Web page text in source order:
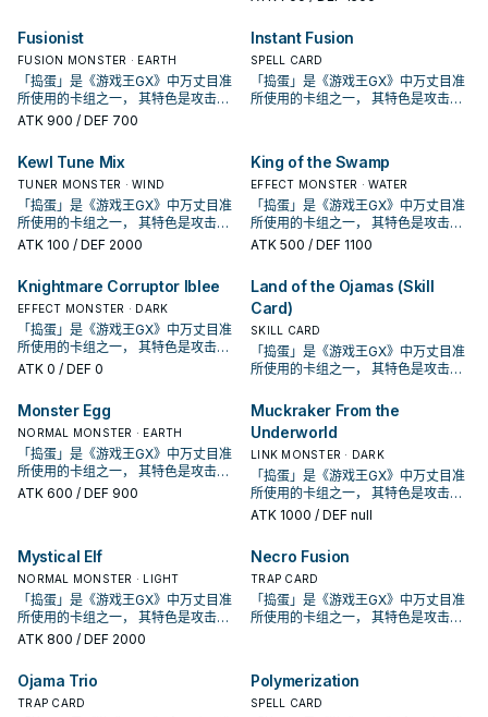
痛。 ①：此卡召唤成功时才能发动。
从手牌把最多4体「捣蛋」怪兽以攻击
表示特殊召唤。
什么。 本系列的主角三人众，也是展
痛。 ①：此卡召唤成功时才能发动。
从手牌把最多4体「捣蛋」怪兽以攻击
表示特殊召唤。
武装龙、光属性 ・ 机械族的牌组连接
在了一起， 强大的资源抽滤与不断的
特召， 使得其在二线牌中有了一战之
力。 使用一切手段捣乱的捣蛋三人组
中的一员。据说集齐了三人就会发生
什么。 本系列的主角三人众，也是展
痛。 ①：此卡召唤成功时才能发动。
从手牌把最多4体「捣蛋」怪兽以攻击
表示特殊召唤。
武装龙、光属性 ・ 机械族的牌组连接
在了一起， 强大的资源抽滤与不断的
特召， 使得其在二线牌中有了一战之
力。 使用一切手段捣乱的捣蛋三人组
痛。 ①：此卡召唤成功时才能发动。
从手牌把最多4体「捣蛋」怪兽以攻击
表示特殊召唤。
主角群「 捣蛋三人组 」， 如同其卡片
叙述中「 据说集齐了三人就会发生什
么。 」 有着一系列围绕着三人组所设
计的强力卡片， 将看似弱小的怪兽聚
在一起以发挥其不为人知的力量。 而
其人气也让其客串于许多游戏王卡图
武装龙、光属性 ・ 机械族的牌组连接
在了一起， 强大的资源抽滤与不断的
特召， 使得其在二线牌中有了一战之
力。 使用一切手段捣乱的捣蛋三人组
中的一员。据说集齐了三人就会发生
什么。 本系列的主角三人众，也是展
痛。 ①：此卡召唤成功时才能发动。
从手牌把最多4体「捣蛋」怪兽以攻击
表示特殊召唤。
叙述中「 据说集齐了三人就会发生什
么。 」 有着一系列围绕着三人组所设
计的强力卡片， 将看似弱小的怪兽聚
在一起以发挥其不为人知的力量。 而
武装龙、光属性 ・ 机械族的牌组连接
在了一起， 强大的资源抽滤与不断的
特召， 使得其在二线牌中有了一战之
力。 使用一切手段捣乱的捣蛋三人组
中的一员。据说集齐了三人就会发生
什么。 本系列的主角三人众，也是展
痛。 ①：此卡召唤成功时才能发动。
从手牌把最多4体「捣蛋」怪兽以攻击
表示特殊召唤。
Fusionist
FUSION MONSTER · EARTH
「捣蛋」是《游戏王GX》中万丈目准
所使用的卡组之一， 其特色是攻击力
0的光属性 ・ 兽族怪兽， 以及封锁对
叙述中「 据说集齐了三人就会发生什
么。 」 有着一系列围绕着三人组所设
计的强力卡片， 将看似弱小的怪兽聚
在一起以发挥其不为人知的力量。 而
其人气也让其客串于许多游戏王卡图
武装龙、光属性 ・ 机械族的牌组连接
在了一起， 强大的资源抽滤与不断的
特召， 使得其在二线牌中有了一战之
力。 使用一切手段捣乱的捣蛋三人组
中的一员。据说集齐了三人就会发生
什么。 本系列的主角三人众，也是展
痛。 ①：此卡召唤成功时才能发动。
从手牌把最多4体「捣蛋」怪兽以攻击
表示特殊召唤。
ATK 900 / DEF 700
Instant Fusion
SPELL CARD
「捣蛋」是《游戏王GX》中万丈目准
所使用的卡组之一， 其特色是攻击力
主角群「 捣蛋三人组 」， 如同其卡片
叙述中「 据说集齐了三人就会发生什
么。 」 有着一系列围绕着三人组所设
计的强力卡片， 将看似弱小的怪兽聚
在一起以发挥其不为人知的力量。 而
其人气也让其客串于许多游戏王卡图
武装龙、光属性 ・ 机械族的牌组连接
在了一起， 强大的资源抽滤与不断的
特召， 使得其在二线牌中有了一战之
力。 使用一切手段捣乱的捣蛋三人组
中的一员。据说集齐了三人就会发生
什么。 本系列的主角三人众，也是展
痛。 ①：此卡召唤成功时才能发动。
从手牌把最多4体「捣蛋」怪兽以攻击
表示特殊召唤。
Kewl Tune Mix
TUNER MONSTER · WIND
「捣蛋」是《游戏王GX》中万丈目准
所使用的卡组之一， 其特色是攻击力
0的光属性 ・ 兽族怪兽， 以及封锁对
主角群「 捣蛋三人组 」， 如同其卡片
叙述中「 据说集齐了三人就会发生什
么。 」 有着一系列围绕着三人组所设
计的强力卡片， 将看似弱小的怪兽聚
在一起以发挥其不为人知的力量。 而
其人气也让其客串于许多游戏王卡图
当中， 俨然成为了通常怪兽的代表之
武装龙、光属性 ・ 机械族的牌组连接
在了一起， 强大的资源抽滤与不断的
特召， 使得其在二线牌中有了一战之
力。 使用一切手段捣乱的捣蛋三人组
中的一员。据说集齐了三人就会发生
什么。 本系列的主角三人众，也是展
从手牌把最多4体「捣蛋」怪兽以攻击
表示特殊召唤。
ATK 100 / DEF 2000
King of the Swamp
EFFECT MONSTER · WATER
「捣蛋」是《游戏王GX》中万丈目准
所使用的卡组之一， 其特色是攻击力
0的光属性 ・ 兽族怪兽， 以及封锁对
主角群「 捣蛋三人组 」， 如同其卡片
叙述中「 据说集齐了三人就会发生什
么。 」 有着一系列围绕着三人组所设
计的强力卡片， 将看似弱小的怪兽聚
在一起以发挥其不为人知的力量。 而
其人气也让其客串于许多游戏王卡图
当中， 俨然成为了通常怪兽的代表之
武装龙、光属性 ・ 机械族的牌组连接
在了一起， 强大的资源抽滤与不断的
特召， 使得其在二线牌中有了一战之
力。 使用一切手段捣乱的捣蛋三人组
中的一员。据说集齐了三人就会发生
什么。 本系列的主角三人众，也是展
开的主要怪兽，只是抽上手会很头
从手牌把最多4体「捣蛋」怪兽以攻击
表示特殊召唤。
ATK 500 / DEF 1100
Knightmare Corruptor Iblee
EFFECT MONSTER · DARK
「捣蛋」是《游戏王GX》中万丈目准
所使用的卡组之一， 其特色是攻击力
0的光属性 ・ 兽族怪兽， 以及封锁对
叙述中「 据说集齐了三人就会发生什
么。 」 有着一系列围绕着三人组所设
计的强力卡片， 将看似弱小的怪兽聚
在一起以发挥其不为人知的力量。 而
其人气也让其客串于许多游戏王卡图
在了一起， 强大的资源抽滤与不断的
特召， 使得其在二线牌中有了一战之
力。 使用一切手段捣乱的捣蛋三人组
中的一员。据说集齐了三人就会发生
什么。 本系列的主角三人众，也是展
开的主要怪兽，只是抽上手会很头
从手牌把最多4体「捣蛋」怪兽以攻击
表示特殊召唤。
ATK 0 / DEF 0
Land of the Ojamas (Skill
Card)
SKILL CARD
「捣蛋」是《游戏王GX》中万丈目准
所使用的卡组之一， 其特色是攻击力
手主要怪兽格的融合怪。 「捣蛋」的
主角群「 捣蛋三人组 」， 如同其卡片
叙述中「 据说集齐了三人就会发生什
么。 」 有着一系列围绕着三人组所设
计的强力卡片， 将看似弱小的怪兽聚
在一起以发挥其不为人知的力量。 而
其人气也让其客串于许多游戏王卡图
武装龙、光属性 ・ 机械族的牌组连接
在了一起， 强大的资源抽滤与不断的
特召， 使得其在二线牌中有了一战之
力。 使用一切手段捣乱的捣蛋三人组
痛。 ①：此卡召唤成功时才能发动。
从手牌把最多4体「捣蛋」怪兽以攻击
Monster Egg
NORMAL MONSTER · EARTH
「捣蛋」是《游戏王GX》中万丈目准
所使用的卡组之一， 其特色是攻击力
0的光属性 ・ 兽族怪兽， 以及封锁对
么。 」 有着一系列围绕着三人组所设
计的强力卡片， 将看似弱小的怪兽聚
在一起以发挥其不为人知的力量。 而
其人气也让其客串于许多游戏王卡图
当中， 俨然成为了通常怪兽的代表之
一。 随着DP19的强化， 将本系列与
在了一起， 强大的资源抽滤与不断的
特召， 使得其在二线牌中有了一战之
ATK 600 / DEF 900
Muckraker From the
Underworld
LINK MONSTER · DARK
「捣蛋」是《游戏王GX》中万丈目准
所使用的卡组之一， 其特色是攻击力
0的光属性 ・ 兽族怪兽， 以及封锁对
叙述中「 据说集齐了三人就会发生什
么。 」 有着一系列围绕着三人组所设
计的强力卡片， 将看似弱小的怪兽聚
在一起以发挥其不为人知的力量。 而
武装龙、光属性 ・ 机械族的牌组连接
在了一起， 强大的资源抽滤与不断的
ATK 1000 / DEF null
Mystical Elf
NORMAL MONSTER · LIGHT
「捣蛋」是《游戏王GX》中万丈目准
所使用的卡组之一， 其特色是攻击力
0的光属性 ・ 兽族怪兽， 以及封锁对
主角群「 捣蛋三人组 」， 如同其卡片
叙述中「 据说集齐了三人就会发生什
么。 」 有着一系列围绕着三人组所设
ATK 800 / DEF 2000
Necro Fusion
TRAP CARD
「捣蛋」是《游戏王GX》中万丈目准
所使用的卡组之一， 其特色是攻击力
叙述中「 据说集齐了三人就会发生什
么。 」 有着一系列围绕着三人组所设
Ojama Trio
TRAP CARD
Polymerization
SPELL CARD